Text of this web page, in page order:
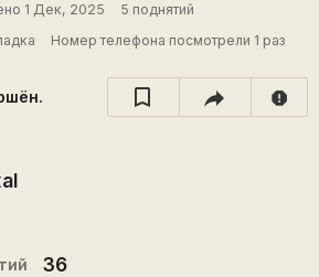
1 Дек, 2025
5 поднятий
Номер телефона посмотрели 1 раз
report
36